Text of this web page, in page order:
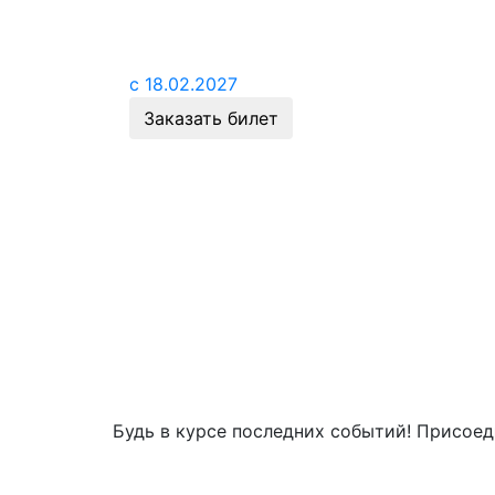
с 18.02.2027
Заказать билет
Будь в курсе последних событий!